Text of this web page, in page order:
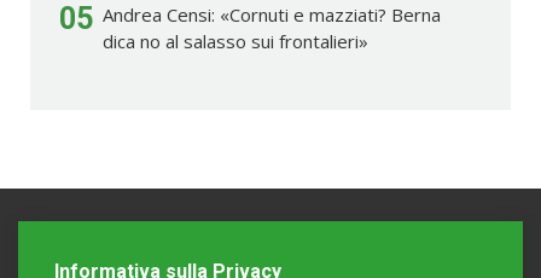
05 Andrea Censi: «Cornuti e mazziati? Berna
dica no al salasso sui frontalieri»
Informativa sulla Privacy